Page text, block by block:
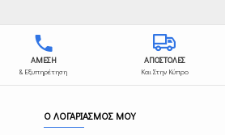
ΑΜΕΣΗ
& Εξυπηρέτηση
ΑΠΟΣΤΟΛΕΣ
Και Στην Κύπρο
Ο ΛΟΓΑΡΙΑΣΜΟΣ ΜΟΥ